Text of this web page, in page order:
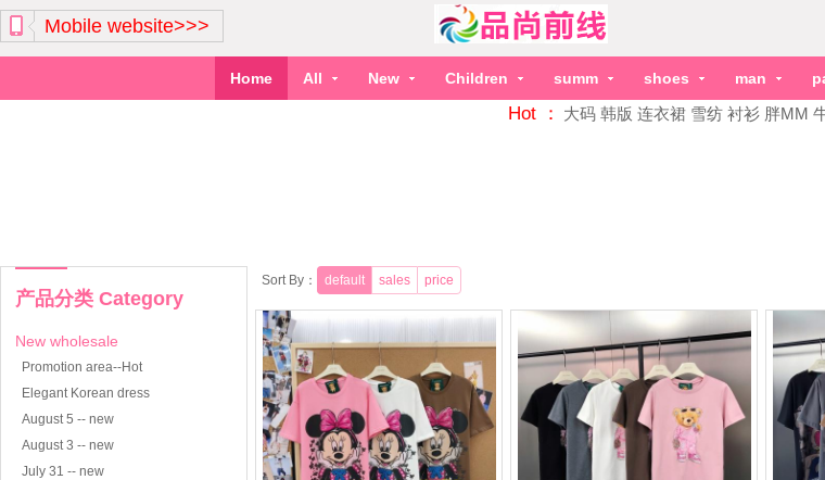
Mobile website>>>
Home All New Children summ shoes man
Hot ： 大码 韩版 连衣裙 雪纺 衬衫 胖MM
产品分类 Category
New wholesale
Promotion area--Hot
Elegant Korean dress
August 5 -- new
August 3 -- new
July 31 -- new
Sort By： default sales price